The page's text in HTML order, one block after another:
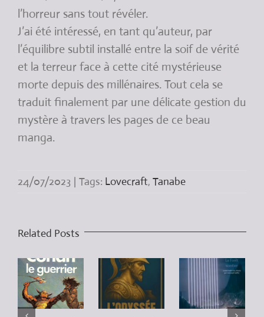
l’horreur sans tout révéler.
J’ai été intéressé, en tant qu’auteur, par
l’équilibre subtil installé entre la soif de vérité
et la terreur face à cette cité mystérieuse
morte depuis des millénaires. Tout cela se
traduit finalement par une délicate gestion du
mystère à travers les pages de ce beau
manga.
24/07/2023 | Tags: Lovecraft, Tanabe
Related Posts